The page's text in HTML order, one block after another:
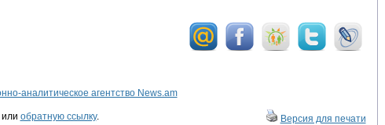
аналитическое агентство News.am
или обратную ссылку. Версия для печати